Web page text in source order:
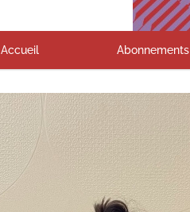
Accueil Abonnements